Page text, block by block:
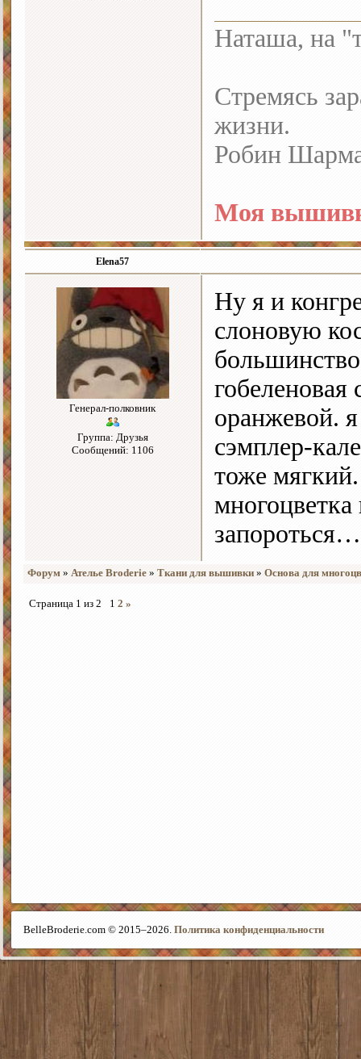
Наташа, на
Стремясь
жизни.
Робин
Моя
Elena57
Генерал-полковник
Группа: Друзья
Сообщений: 1106
Ну я и
слоновую
гобеленовая
оранжевой.
сэмплер-
тоже
запороться…
Форум » Ателье Broderie » Ткани для вышивки » Основа для
Страница 1 из 2 1 2 »
BelleBroderie.com © 2015–2026. Политика конфиденциальности